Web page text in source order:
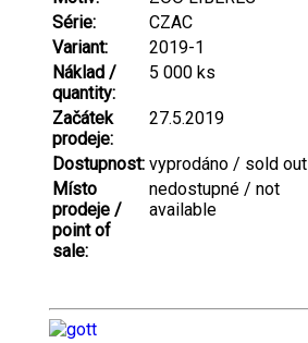
Série:
CZAC
Variant:
2019-1
Náklad /
quantity:
5 000 ks
Začátek
prodeje:
27.5.2019
Dostupnost: vyprodáno / sold out
Místo
prodeje /
point of
sale:
nedostupné / not
available